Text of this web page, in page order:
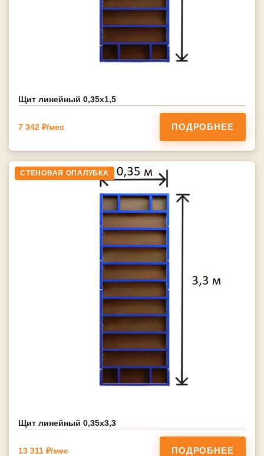
Щит линейный 0,35х1,5
7 342 ₽/мес ПОДРОБНЕЕ
СТЕНОВАЯ ОПАЛУБКА
Щит линейный 0,35х3,3
13 311 ₽/мес ПОДРОБНЕЕ